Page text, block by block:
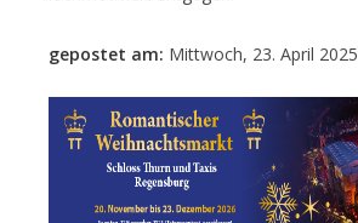
gepostet am: Mittwoch, 23. April 2025